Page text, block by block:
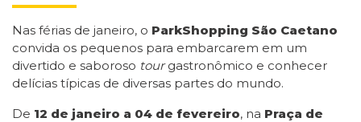
Nas férias de janeiro, o ParkShopping São Caetano
convida os pequenos para embarcarem em um
divertido e saboroso tourgastronômico e conhecer
delícias típicas de diversas partes do mundo.
De 12 de janeiro a 04 de fevereiro, na Praça de